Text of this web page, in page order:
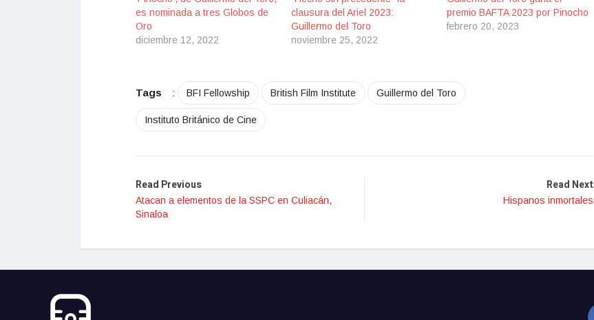
es nominada a tres Globos de
Oro
diciembre 12, 2022
clausura del Ariel 2023:
Guillermo del Toro
noviembre 25, 2022
premio BAFTA 2023 por Pinocho
febrero 20, 2023
Tags : BFI Fellowship British Film Institute Guillermo del Toro
Instituto Británico de Cine
Read Previous
Atacan a elementos de la SSPC en Culiacán,
Sinaloa
Read Next
Hispanos inmortales